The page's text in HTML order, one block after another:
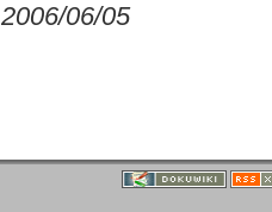
2006/06/05